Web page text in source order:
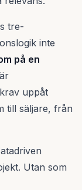
tre-
inte
på en
uppåt
till säljare, från
Utan som